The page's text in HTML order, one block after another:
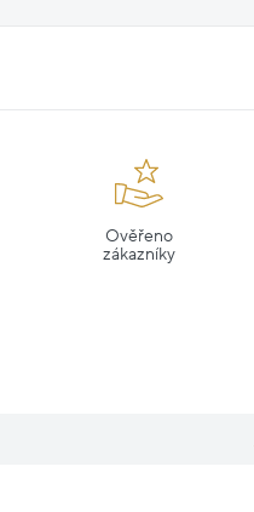
Ověřeno
zákazníky